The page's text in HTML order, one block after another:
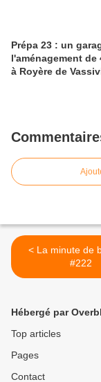
Prépa 23 : un
l'aménagement de
à Royère de
< La minute de bonheur
#222
Hébergé par
Top articles
Pages
Contact